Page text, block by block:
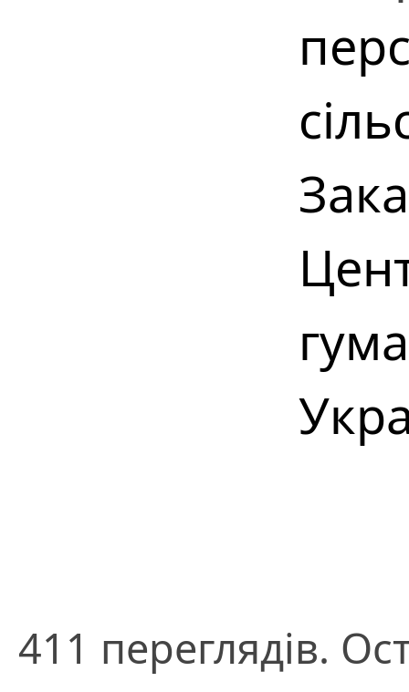
411 переглядів.